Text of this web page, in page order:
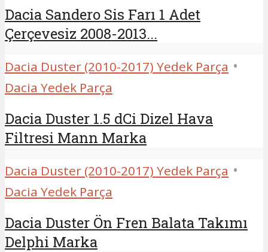
Dacia Sandero Sis Farı 1 Adet
Çerçevesiz 2008-2013...
Dacia Duster (2010-2017) Yedek Parça •
Dacia Yedek Parça
Dacia Duster 1.5 dCi Dizel Hava
Filtresi Mann Marka
Dacia Duster (2010-2017) Yedek Parça •
Dacia Yedek Parça
Dacia Duster Ön Fren Balata Takımı
Delphi Marka